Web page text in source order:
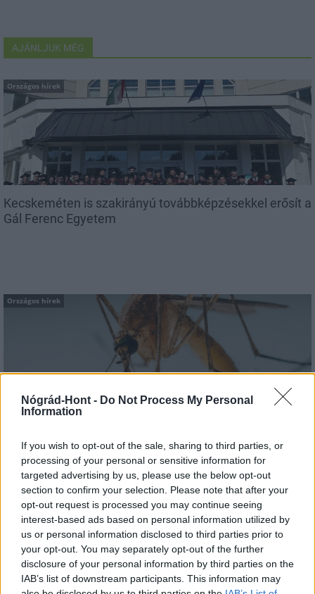
Nógrád-Hont - Do Not Process My Personal
Information
If you wish to opt-out of the sale, sharing to third parties, or
processing of your personal or sensitive information for
targeted advertising by us, please use the below opt-out
section to confirm your selection. Please note that after your
opt-out request is processed you may continue seeing
interest-based ads based on personal information utilized by
us or personal information disclosed to third parties prior to
your opt-out. You may separately opt-out of the further
disclosure of your personal information by third parties on the
IAB’s list of downstream participants. This information may
AJÁNLJUK MÉG
Országos hírek
Kecskeméten is szakirányú továbbképzésekkel erősít a
Gál Ferenc Egyetem
Országos hírek
A lakosságra is fontos szerep hárul a szúnyoginvázió
Országos hírek